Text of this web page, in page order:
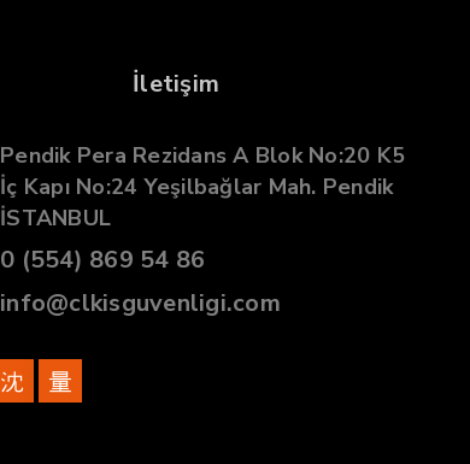
İletişim
Pendik Pera Rezidans A Blok No:20 K5
İç Kapı No:24 Yeşilbağlar Mah. Pendik
İSTANBUL
0 (554) 869 54 86
info@clkisguvenligi.com